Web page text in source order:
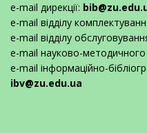
e-mail дирекції:
e-mail відділу
e-mail відділу
e-mail науково-методичного
e-mail інформаційно-
ibv@zu.edu.ua